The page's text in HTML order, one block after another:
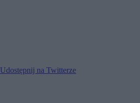
Udostępnij na Twitterze